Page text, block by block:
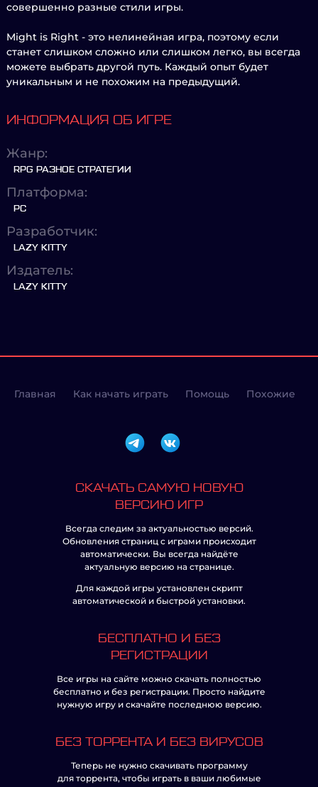
совершенно разные стили игры.
Might is Right - это нелинейная игра, поэтому если
станет слишком сложно или слишком легко, вы всегда
можете выбрать другой путь. Каждый опыт будет
уникальным и не похожим на предыдущий.
ИНФОРМАЦИЯ ОБ ИГРЕ
Жанр:
RPG РАЗНОЕ СТРАТЕГИИ
Платформа:
PC
Разработчик:
LAZY KITTY
Издатель:
LAZY KITTY
Главная Как начать играть Помощь Похожие
СКАЧАТЬ САМУЮ НОВУЮ
ВЕРСИЮ ИГР
Всегда следим за актуальностью версий.
Обновления страниц с играми происходит
автоматически. Вы всегда найдёте
актуальную версию на странице.
Для каждой игры установлен скрипт
автоматической и быстрой установки.
БЕСПЛАТНО И БЕЗ
РЕГИСТРАЦИИ
Все игры на сайте можно скачать полностью
бесплатно и без регистрации. Просто найдите
нужную игру и скачайте последнюю версию.
БЕЗ ТОРРЕНТА И БЕЗ ВИРУСОВ
Теперь не нужно скачивать программу
для торрента, чтобы играть в ваши любимые